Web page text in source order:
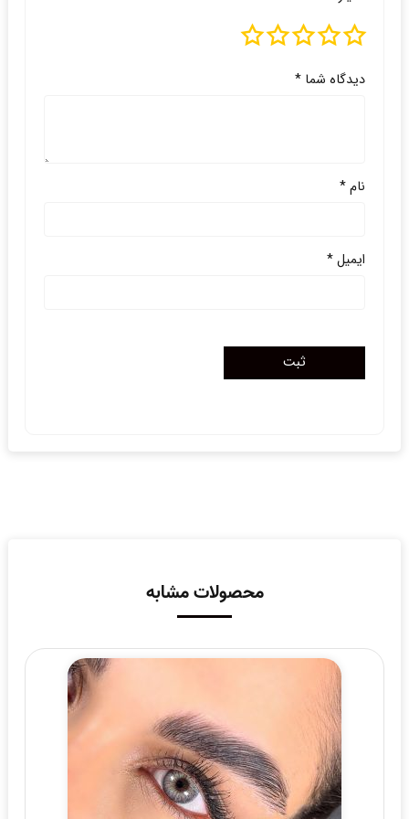
دیدگاه شما *
نام*
ایمیل*
محصولات مشابه